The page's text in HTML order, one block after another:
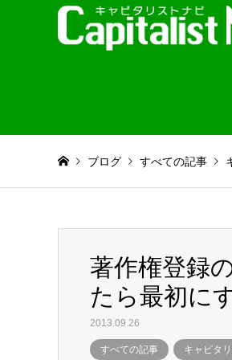
ブログ すべての記事
著作権登録
たら最初に
2013.09.26
すべての記事 キャピタ